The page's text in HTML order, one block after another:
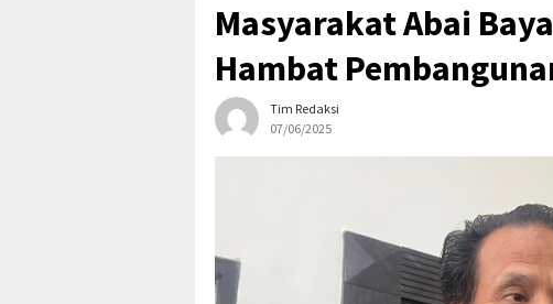
Masyarakat Abai
Hambat
Tim Redaksi
07/06/2025